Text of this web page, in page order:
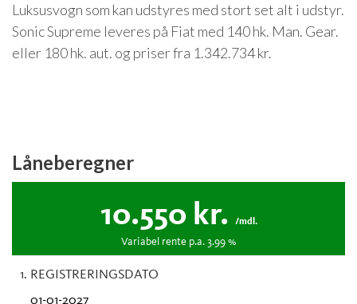
Luksusvogn som kan udstyres med stort set alt i udstyr.
Sonic Supreme leveres på Fiat med 140 hk. Man. Gear.
eller 180 hk. aut. og priser fra 1.342.734 kr.
Låneberegner
10.550 kr. /mdl.
Variabel rente p.a.3.99%
1. REGISTRERINGSDATO